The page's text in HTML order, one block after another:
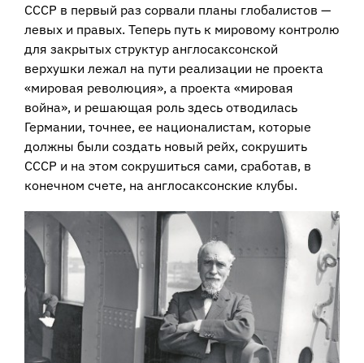
СССР в первый раз сорвали планы глобалистов —
левых и правых. Теперь путь к мировому контролю
для закрытых структур англосаксонской
верхушки лежал на пути реализации не проекта
«мировая революция», а проекта «мировая
война», и решающая роль здесь отводилась
Германии, точнее, ее националистам, которые
должны были создать новый рейх, сокрушить
СССР и на этом сокрушиться сами, сработав, в
конечном счете, на англосаксонские клубы.